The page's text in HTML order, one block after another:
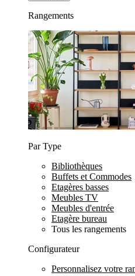
Rangements
Par Type
Bibliothèques
Buffets et Commodes
Etagères basses
Meubles TV
Meubles d'entrée
Etagère bureau
Tous les rangements
Configurateur
Personnalisez votre